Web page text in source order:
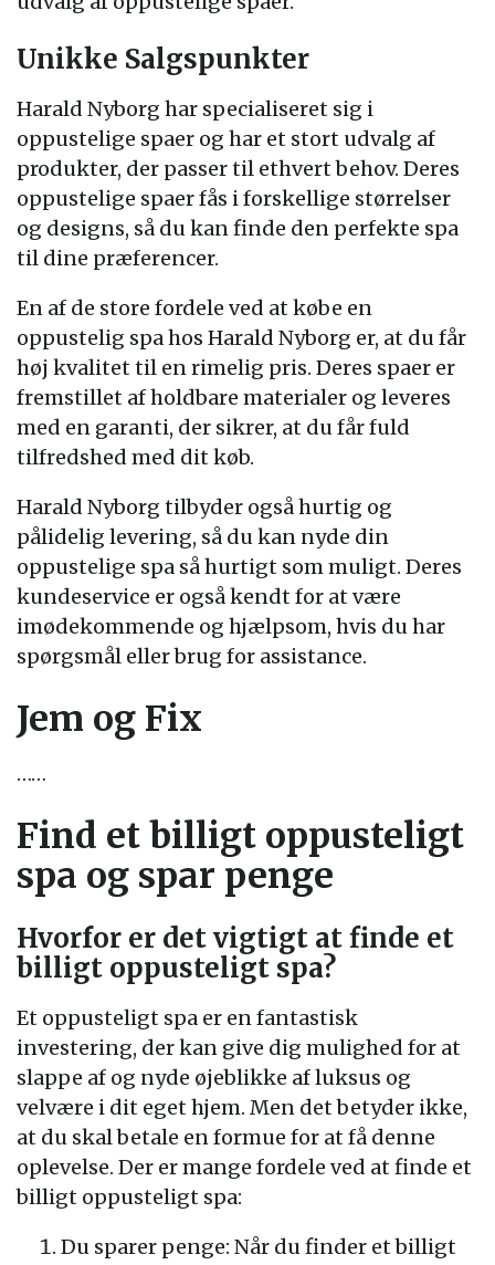
Unikke Salgspunkter
Harald Nyborg har specialiseret sig i
oppustelige spaer og har et stort udvalg af
produkter, der passer til ethvert behov. Deres
oppustelige spaer fås i forskellige størrelser
og designs, så du kan finde den perfekte spa
til dine præferencer.
En af de store fordele ved at købe en
oppustelig spa hos Harald Nyborg er, at du får
høj kvalitet til en rimelig pris. Deres spaer er
fremstillet af holdbare materialer og leveres
med en garanti, der sikrer, at du får fuld
tilfredshed med dit køb.
Harald Nyborg tilbyder også hurtig og
pålidelig levering, så du kan nyde din
oppustelige spa så hurtigt som muligt. Deres
kundeservice er også kendt for at være
imødekommende og hjælpsom, hvis du har
spørgsmål eller brug for assistance.
Jem og Fix
……
Find et billigt oppusteligt
spa og spar penge
Hvorfor er det vigtigt at finde et
billigt oppusteligt spa?
Et oppusteligt spa er en fantastisk
investering, der kan give dig mulighed for at
slappe af og nyde øjeblikke af luksus og
velvære i dit eget hjem. Men det betyder ikke,
at du skal betale en formue for at få denne
oplevelse. Der er mange fordele ved at finde et
billigt oppusteligt spa:
Du sparer penge: Når du finder et billigt